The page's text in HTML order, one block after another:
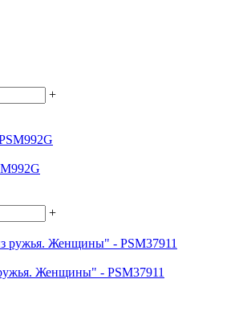
+
+
Женщины" - PSM37911